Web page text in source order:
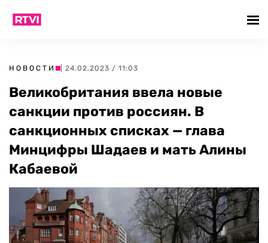
НОВОСТИ | 24.02.2023 / 11:03
Великобритания ввела новые
санкции против россиян. В
санкционных списках — глава
Минцифры Шадаев и мать Алины
Кабаевой